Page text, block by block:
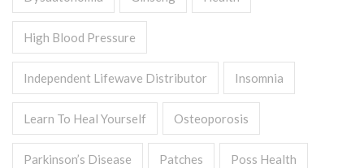
High Blood Pressure
Independent Lifewave Distributor Insomnia
Learn To Heal Yourself Osteoporosis
Parkinson’s Disease Patches Poss Health